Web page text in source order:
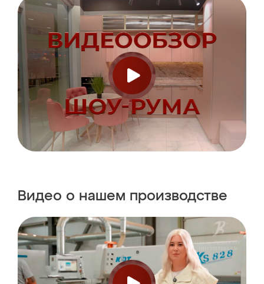
Видео о нашем производстве